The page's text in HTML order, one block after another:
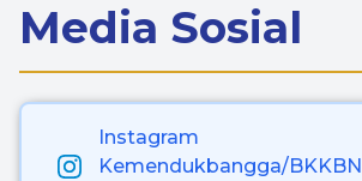
Media Sosial
Instagram
Kemendukbangga/BKKBN